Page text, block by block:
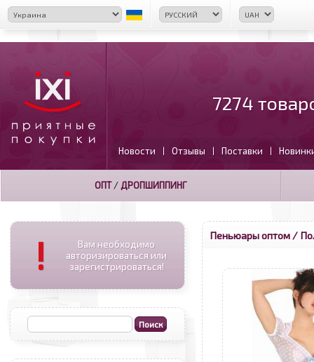
7274
Новости | Отзывы | Поставки |
ОПТ/ ДРОПШИППИНГ
!
Вам необходимо
авторизироваться или
зарегистрироваться!
Пеньюары оптом/